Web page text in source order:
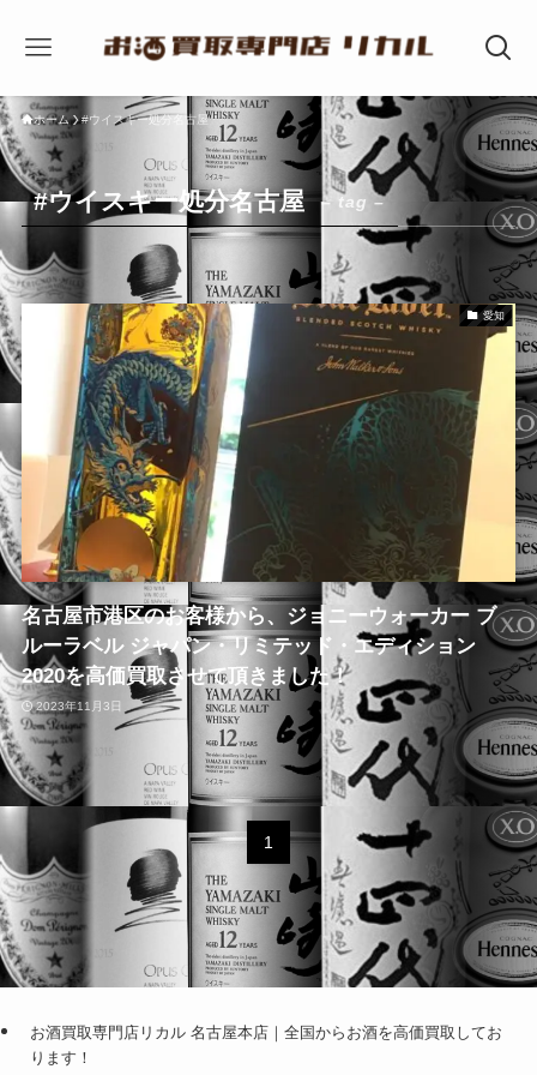
ホーム #ウイスキー処分名古屋
#ウイスキー処分名古屋 – tag –
愛知
名古屋市港区のお客様から、ジョニーウォーカー ブ
ルーラベル ジャパン・リミテッド・エディション
2020を高価買取させて頂きました！
2023年11月3日
1
お酒買取専門店リカル 名古屋本店｜全国からお酒を高価買取してお
ります！